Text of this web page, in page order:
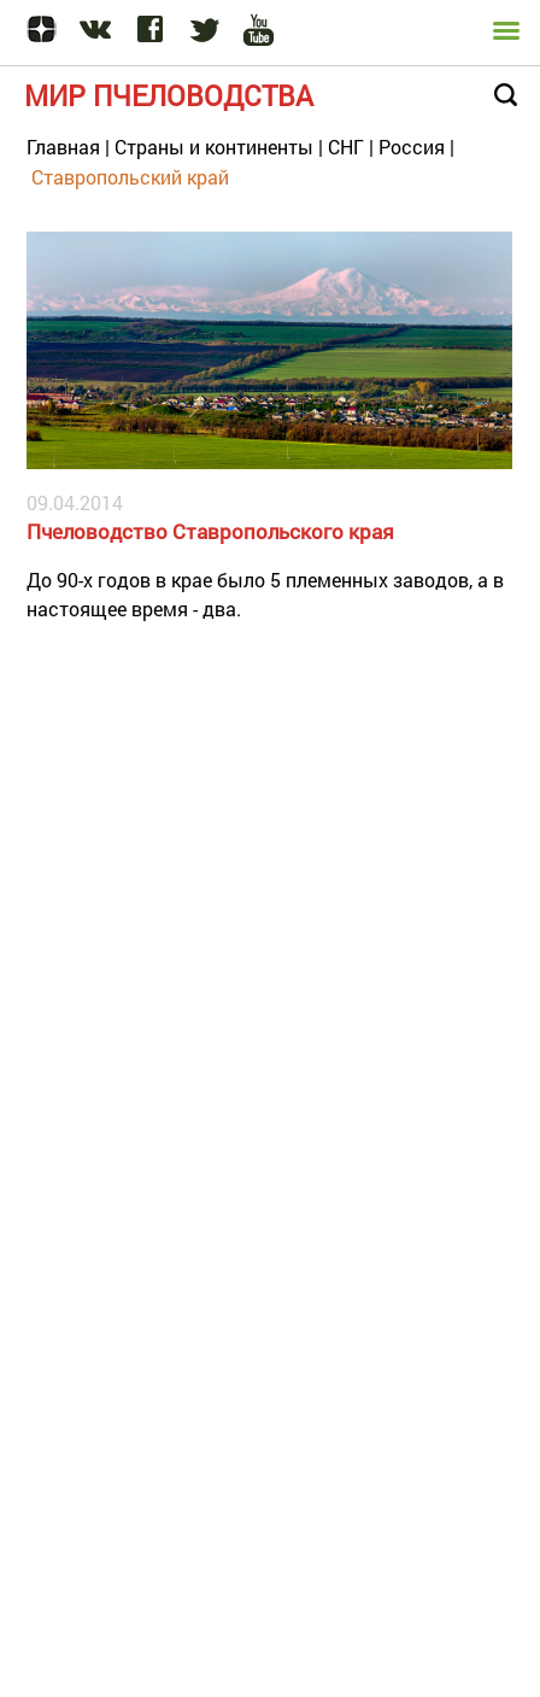
МИР ПЧЕЛОВОДСТВА
Главная | Страны и континенты | СНГ | Россия |
Ставропольский край
09.04.2014
Пчеловодство Ставропольского края
До 90-х годов в крае было 5 племенных заводов, а в
настоящее время - два.